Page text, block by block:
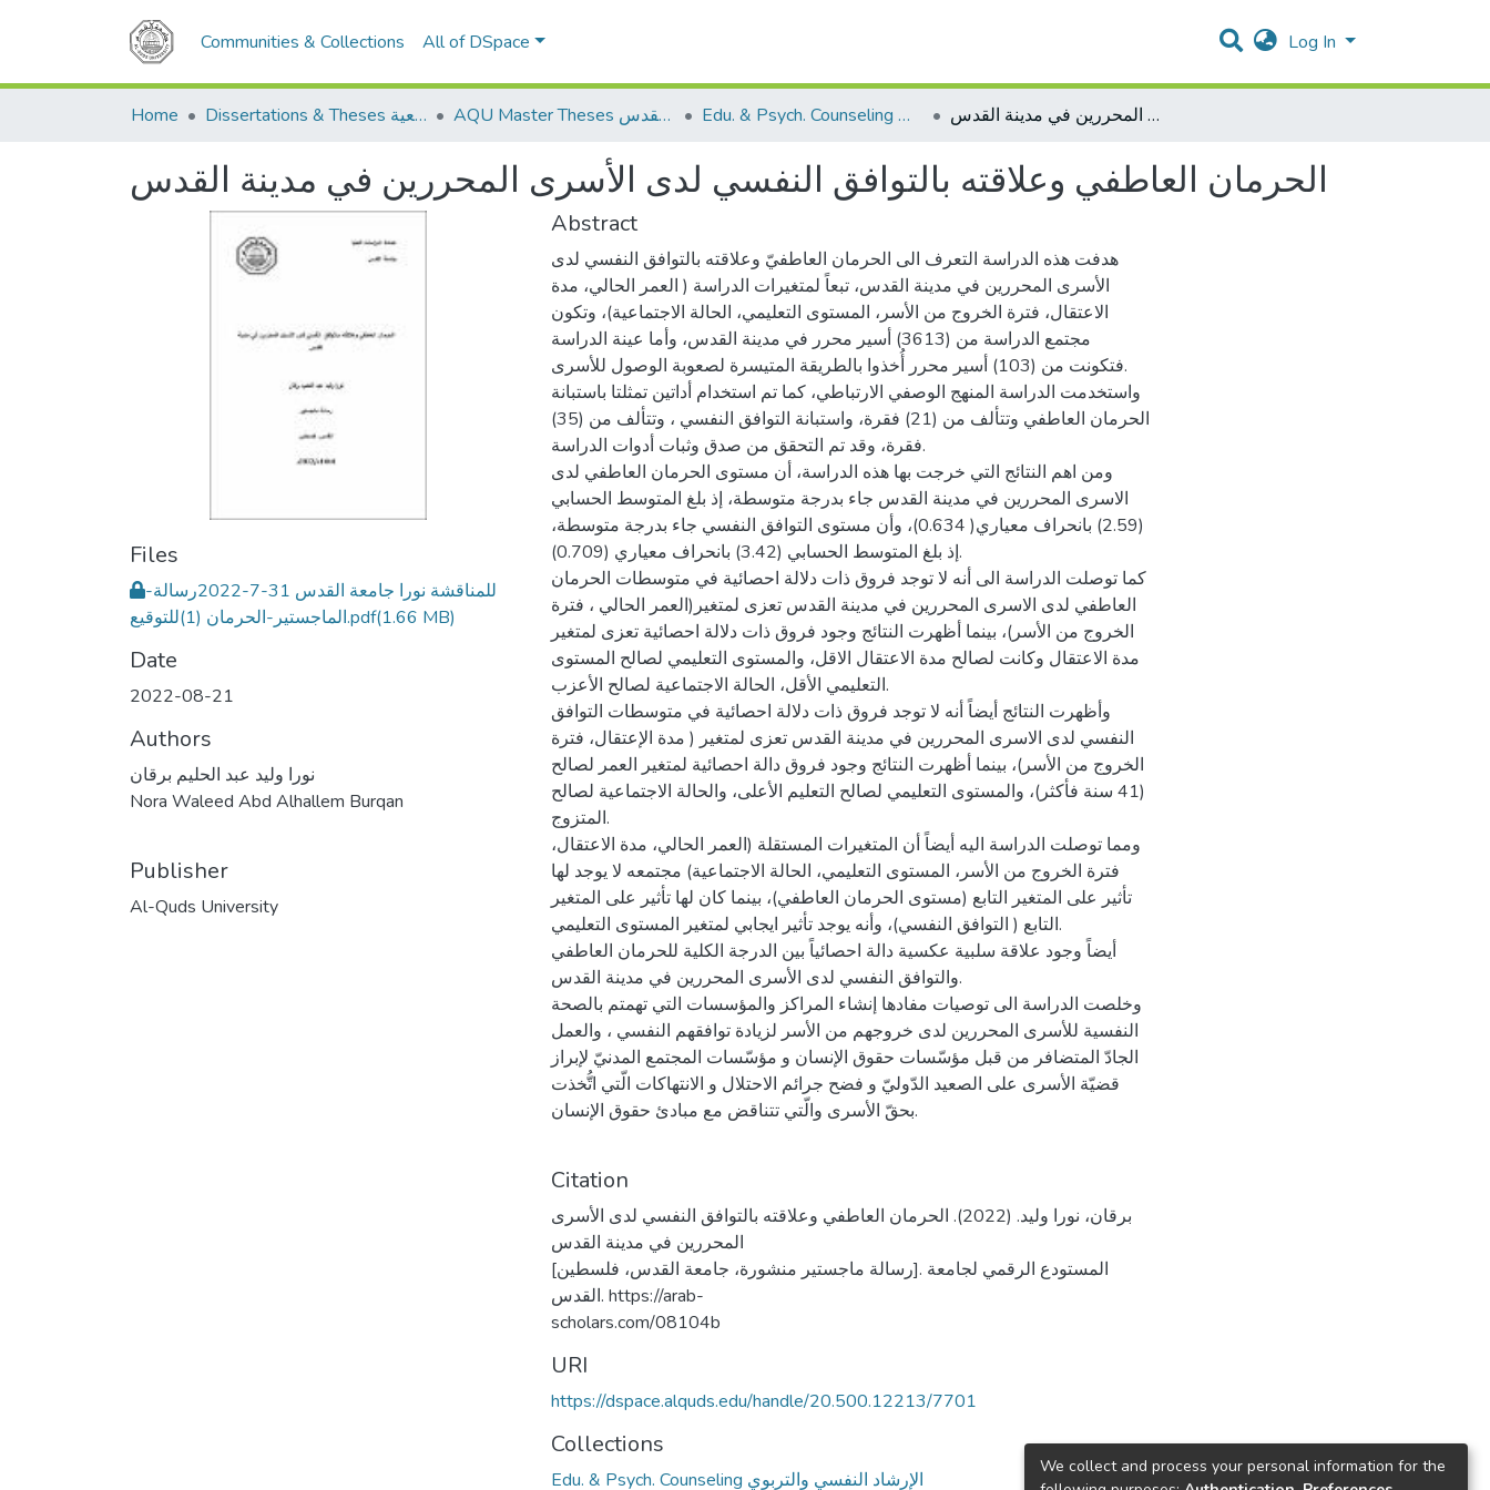
Communities & Collections All of DSpace Log In
Home Dissertations & Theses الرسائل الجامعية AQU Master Theses الرسائل الجامعية الخاصة بجامعة القدس Edu. & Psych. Counseling الإرشاد النفسي والتربوي الحرمان العاطفي وعلاقته بالتوافق النفسي لدى الأسرى المحررين في مدينة القدس
الحرمان العاطفي وعلاقته بالتوافق النفسي لدى الأسرى المحررين في مدينة القدس
Files
للمناقشة نورا جامعة القدس 31-7-2022رسالة-
الماجستير-الحرمان (1)للتوقيع.pdf(1.66 MB)
Date
2022-08-21
Authors
نورا وليد عبد الحليم برقان
Nora Waleed Abd Alhallem Burqan
Publisher
Al-Quds University
Abstract
هدفت هذه الدراسة التعرف الى الحرمان العاطفيّ وعلاقته بالتوافق النفسي لدى
الأسرى المحررين في مدينة القدس، تبعاً لمتغيرات الدراسة ( العمر الحالي، مدة
الاعتقال، فترة الخروج من الأسر، المستوى التعليمي، الحالة الاجتماعية)، وتكون
مجتمع الدراسة من (3613) أسير محرر في مدينة القدس، وأما عينة الدراسة
فتكونت من (103) أسير محرر أُخذوا بالطريقة المتيسرة لصعوبة الوصول للأسرى.
واستخدمت الدراسة المنهج الوصفي الارتباطي، كما تم استخدام أداتين تمثلتا باستبانة
الحرمان العاطفي وتتألف من (21) فقرة، واستبانة التوافق النفسي ، وتتألف من (35)
فقرة، وقد تم التحقق من صدق وثبات أدوات الدراسة.
ومن اهم النتائج التي خرجت بها هذه الدراسة، أن مستوى الحرمان العاطفي لدى
الاسرى المحررين في مدينة القدس جاء بدرجة متوسطة، إذ بلغ المتوسط الحسابي
(2.59) بانحراف معياري( 0.634)، وأن مستوى التوافق النفسي جاء بدرجة متوسطة،
إذ بلغ المتوسط الحسابي (3.42) بانحراف معياري (0.709).
كما توصلت الدراسة الى أنه لا توجد فروق ذات دلالة احصائية في متوسطات الحرمان
العاطفي لدى الاسرى المحررين في مدينة القدس تعزى لمتغير(العمر الحالي ، فترة
الخروج من الأسر)، بينما أظهرت النتائج وجود فروق ذات دلالة احصائية تعزى لمتغير
مدة الاعتقال وكانت لصالح مدة الاعتقال الاقل، والمستوى التعليمي لصالح المستوى
التعليمي الأقل، الحالة الاجتماعية لصالح الأعزب.
وأظهرت النتائج أيضاً أنه لا توجد فروق ذات دلالة احصائية في متوسطات التوافق
النفسي لدى الاسرى المحررين في مدينة القدس تعزى لمتغير ( مدة الإعتقال، فترة
الخروج من الأسر)، بينما أظهرت النتائج وجود فروق دالة احصائية لمتغير العمر لصالح
(41 سنة فأكثر)، والمستوى التعليمي لصالح التعليم الأعلى، والحالة الاجتماعية لصالح
المتزوج.
ومما توصلت الدراسة اليه أيضاً أن المتغيرات المستقلة (العمر الحالي، مدة الاعتقال،
فترة الخروج من الأسر، المستوى التعليمي، الحالة الاجتماعية) مجتمعه لا يوجد لها
تأثير على المتغير التابع (مستوى الحرمان العاطفي)، بينما كان لها تأثير على المتغير
التابع ( التوافق النفسي)، وأنه يوجد تأثير ايجابي لمتغير المستوى التعليمي.
أيضاً وجود علاقة سلبية عكسية دالة احصائياً بين الدرجة الكلية للحرمان العاطفي
والتوافق النفسي لدى الأسرى المحررين في مدينة القدس.
وخلصت الدراسة الى توصيات مفادها إنشاء المراكز والمؤسسات التي تهمتم بالصحة
النفسية للأسرى المحررين لدى خروجهم من الأسر لزيادة توافقهم النفسي ، والعمل
الجادّ المتضافر من قبل مؤسّسات حقوق الإنسان و مؤسّسات المجتمع المدنيّ لإبراز
قضيّة الأسرى على الصعيد الدّوليّ و فضح جرائم الاحتلال و الانتهاكات الّتي اتُّخذت
بحقّ الأسرى والّتي تتناقض مع مبادئ حقوق الإنسان.
Citation
برقان، نورا وليد. (2022). الحرمان العاطفي وعلاقته بالتوافق النفسي لدى الأسرى
المحررين في مدينة القدس
[رسالة ماجستير منشورة، جامعة القدس، فلسطين]. المستودع الرقمي لجامعة
القدس. https://arab-
scholars.com/08104b
URI
https://dspace.alquds.edu/handle/20.500.12213/7701
Collections
Edu. & Psych. Counseling الإرشاد النفسي والتربوي
We collect and process your personal information for the